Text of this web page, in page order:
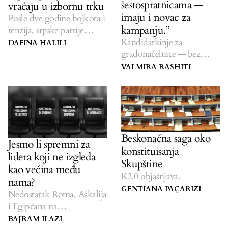
vraćaju u izbornu trku
Posle dve godine bojkota i
tenzija, srpske partije
ponovo ciljaju da preuzmu
DAFINA HALILI
šestospratnicama —
imaju i novac za
kampanju.”
Kandidatkinje za
gradonačelnice — bez
finansiranja i medijske
VALMIRA RASHITI
Jesmo li spremni za
lidera koji ne izgleda
kao većina među
nama?
Nedostatak Roma, Aškalija
i Egipćana na
državotvornim pozicijama.
BAJRAM ILAZI
Beskonačna saga oko
konstituisanja
Skupštine
K2.0 objašnjava.
GENTIANA PAÇARIZI